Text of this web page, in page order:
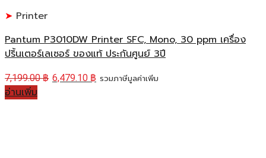
Printer
Pantum P3010DW Printer SFC, Mono, 30 ppm เครื่อง
ปริ้นเตอร์เลเซอร์ ของแท้ ประกันศูนย์ 3ปี
7,199.00฿ 6,479.10 ฿ รวมภาษีมูลค่าเพิ่ม
อ่านเพิ่ม